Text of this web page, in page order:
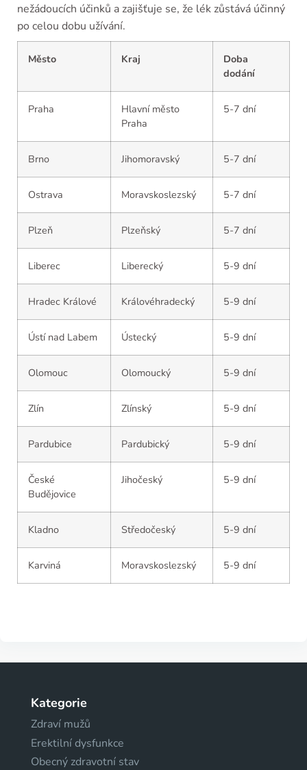
nežádoucích účinků a zajišťuje se, že lék zůstává účinný
po celou dobu užívání.
Město Kraj
Doba
dodání
Praha
Hlavní město
Praha
5-7 dní
Brno Jihomoravský 5-7 dní
Ostrava Moravskoslezský 5-7 dní
Plzeň Plzeňský 5-7 dní
Liberec Liberecký 5-9 dní
Hradec Králové Královéhradecký 5-9 dní
Ústí nad Labem Ústecký 5-9 dní
Olomouc Olomoucký 5-9 dní
Zlín Zlínský 5-9 dní
Pardubice Pardubický 5-9 dní
České
Budějovice
Jihočeský 5-9 dní
Kladno Středočeský 5-9 dní
Karviná Moravskoslezský 5-9 dní
Kategorie
Zdraví mužů
Erektilní dysfunkce
Obecný zdravotní stav